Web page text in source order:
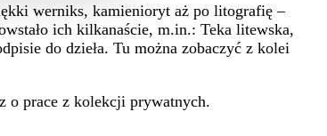
werniks, kamienioryt aż po litografię –
ich kilkanaście, m.in.: Teka litewska,
do dzieła. Tu można zobaczyć z kolei
o prace z kolekcji prywatnych.